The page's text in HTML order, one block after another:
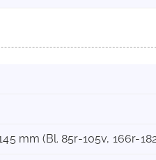
mm (Bl. 85r-105v, 166r-